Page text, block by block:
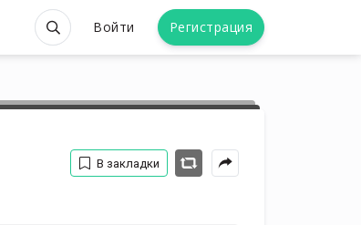
Войти Регистрация
В закладки